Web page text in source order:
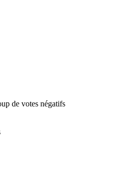
de votes négatifs